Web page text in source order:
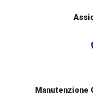
Manutenzione